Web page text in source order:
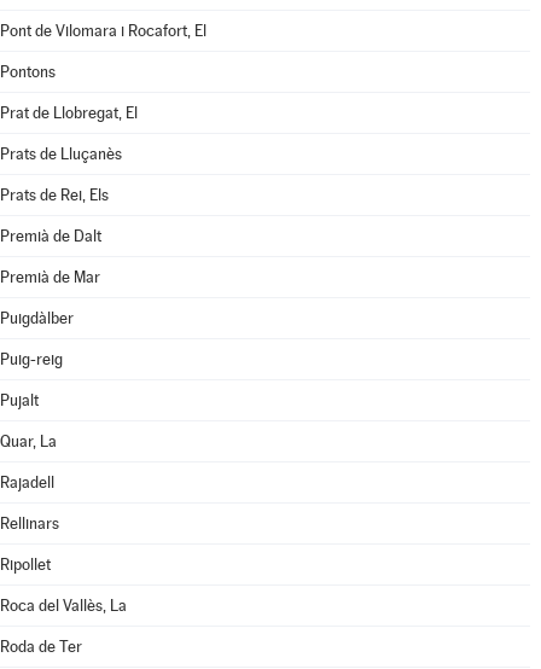
Pont de Vilomara i Rocafort, El
Pontons
Prat de Llobregat, El
Prats de Lluçanès
Prats de Rei, Els
Premià de Dalt
Premià de Mar
Puigdàlber
Puig-reig
Pujalt
Quar, La
Rajadell
Rellinars
Ripollet
Roca del Vallès, La
Roda de Ter